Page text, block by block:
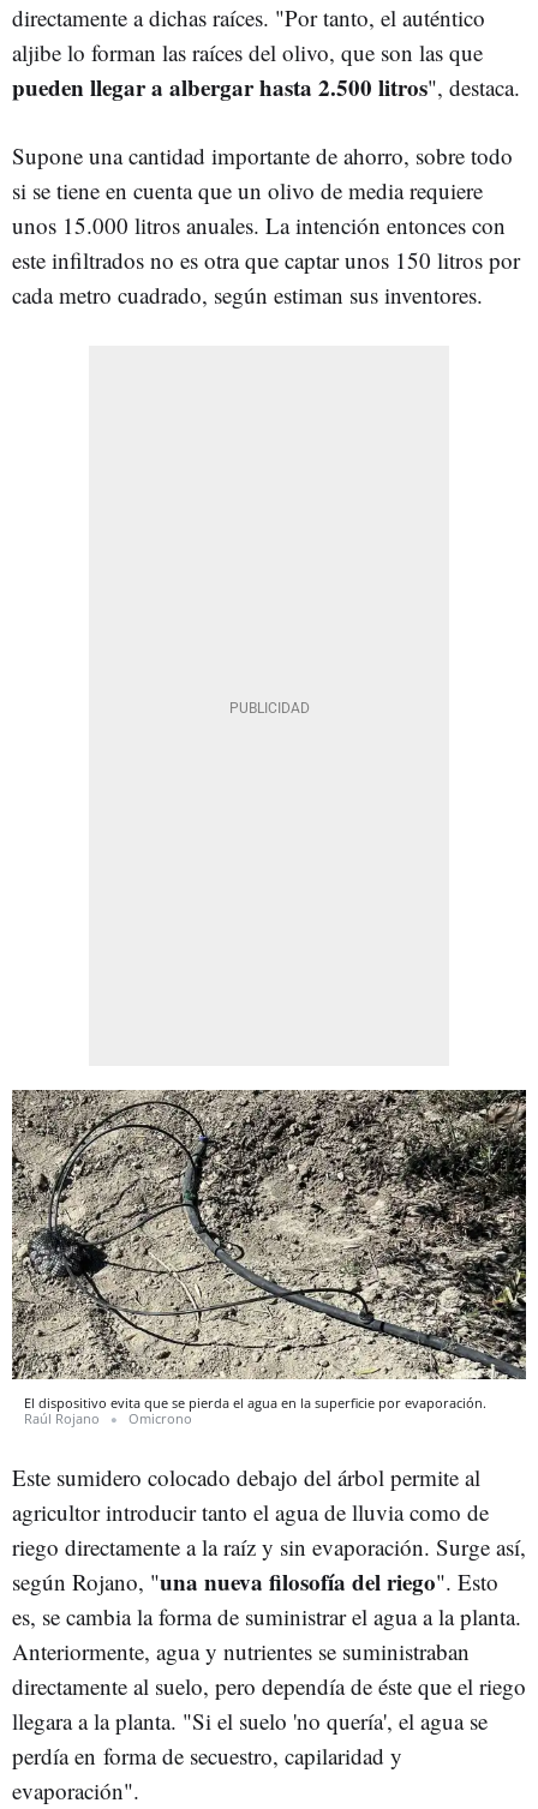
directamente a dichas raíces. "Por tanto, el auténtico
aljibe lo forman las raíces del olivo, que son las que
pueden llegar a albergar hasta 2.500 litros", destaca.
Supone una cantidad importante de ahorro, sobre todo
si se tiene en cuenta que un olivo de media requiere
unos 15.000 litros anuales. La intención entonces con
este infiltrados no es otra que captar unos 150 litros por
cada metro cuadrado, según estiman sus inventores.
El dispositivo evita que se pierda el agua en la superficie por evaporación.
Raúl Rojano
Omicrono
Este sumidero colocado debajo del árbol permite al
agricultor introducir tanto el agua de lluvia como de
riego directamente a la raíz y sin evaporación. Surge así,
según Rojano, "una nueva filosofía del riego". Esto
es, se cambia la forma de suministrar el agua a la planta.
Anteriormente, agua y nutrientes se suministraban
directamente al suelo, pero dependía de éste que el riego
llegara a la planta. "Si el suelo 'no quería', el agua se
perdía en forma de secuestro, capilaridad y
evaporación".